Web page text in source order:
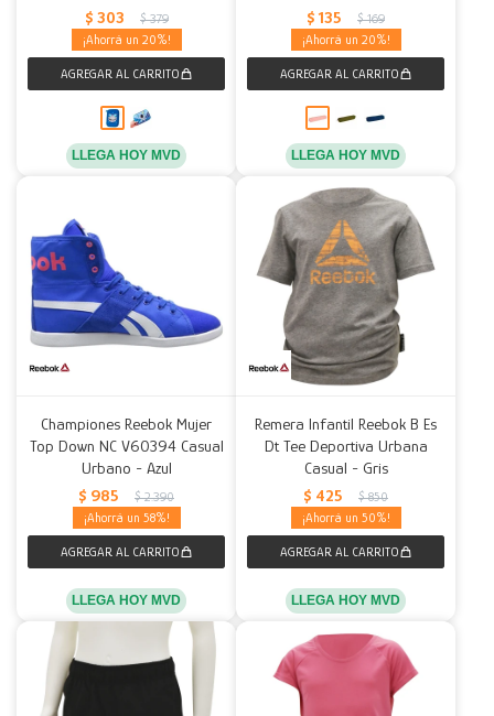
$ 303 $ 379
20
LLEGA HOY MVD
$ 135 $ 169
20
LLEGA HOY MVD
Championes Reebok Mujer
Top Down NC V60394 Casual
Urbano - Azul
$ 985 $ 2.390
58
LLEGA HOY MVD
Remera Infantil Reebok B Es
Dt Tee Deportiva Urbana
Casual - Gris
$ 425 $ 850
50
LLEGA HOY MVD